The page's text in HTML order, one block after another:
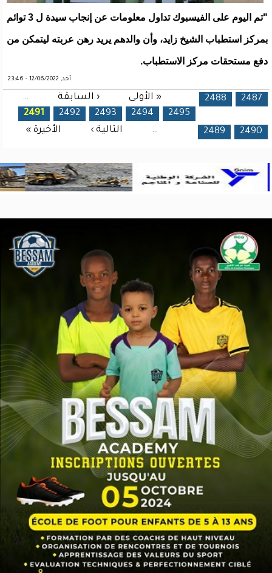
"تم اليوم على الفيسبوك تداول معلومات عن إنجاب سيدة ل 3 توائم
بمركز استطباب الشيخ زايد، وأن والدهم يريد رهن عربته ليتمكن من
دفع مستحقات مركز الاستطباب.
أحد, 12/06/2022 - 23:46
الصفحات « الأولى ‹ السابقة … 2487
2488
2489 2490
2491 2492 2493 2494
2495
…
التالية › الأخيرة »